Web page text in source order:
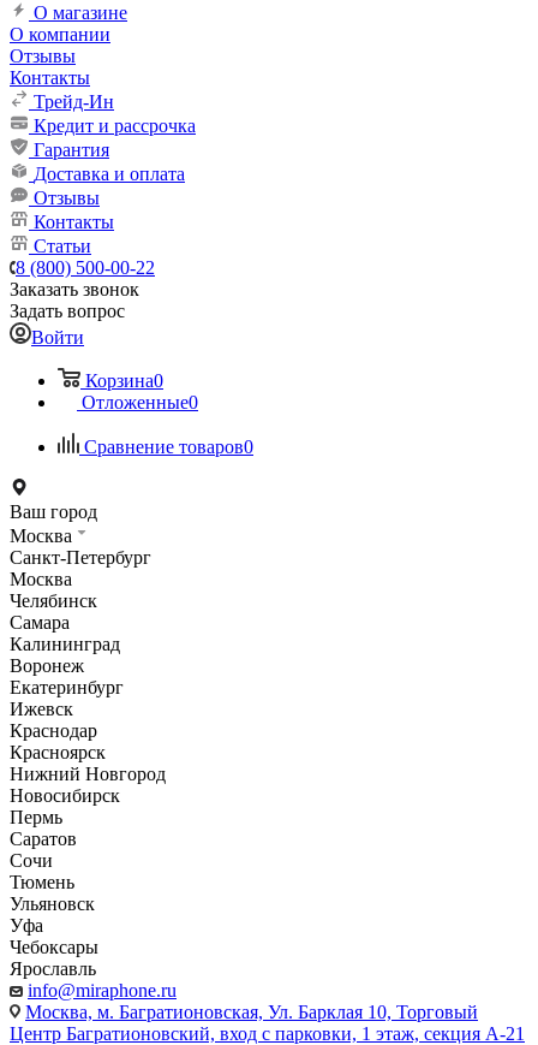
О магазине
О компании
Отзывы
Контакты
Трейд-Ин
Кредит и рассрочка
Гарантия
Доставка и оплата
Отзывы
Контакты
Статьи
8 (800) 500-00-22
Заказать звонок
Задать вопрос
Войти
Корзина0
Отложенные0
Сравнение товаров0
Ваш город
Москва
Санкт-Петербург
Москва
Челябинск
Самара
Калининград
Воронеж
Екатеринбург
Ижевск
Краснодар
Красноярск
Нижний Новгород
Новосибирск
Пермь
Саратов
Сочи
Тюмень
Ульяновск
Уфа
Чебоксары
Ярославль
info@miraphone.ru
Москва, м. Багратионовская, Ул. Барклая 10, Торговый
Центр Багратионовский, вход с парковки, 1 этаж, секция А-21